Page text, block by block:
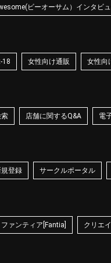
ビーオーサム）インタビ
18 女性向け通販 女性向
索 店舗に関するQ&A 電
登録 サークルポータル
ファンティア[Fantia] クリエ